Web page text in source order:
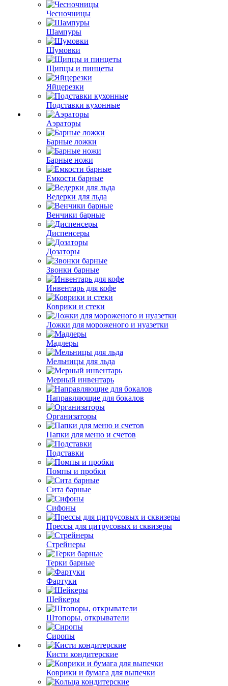
Чесночницы
Шампуры
Шумовки
Щипцы и пинцеты
Яйцерезки
Подставки кухонные
Аэраторы
Барные ложки
Барные ножи
Емкости барные
Ведерки для льда
Венчики барные
Диспенсеры
Дозаторы
Звонки барные
Инвентарь для кофе
Коврики и стеки
Ложки для мороженого и нуазетки
Мадлеры
Мельницы для льда
Мерный инвентарь
Направляющие для бокалов
Организаторы
Папки для меню и счетов
Подставки
Помпы и пробки
Сита барные
Сифоны
Прессы для цитрусовых и сквизеры
Стрейнеры
Терки барные
Фартуки
Шейкеры
Штопоры, открыватели
Сиропы
Кисти кондитерские
Коврики и бумага для выпечки